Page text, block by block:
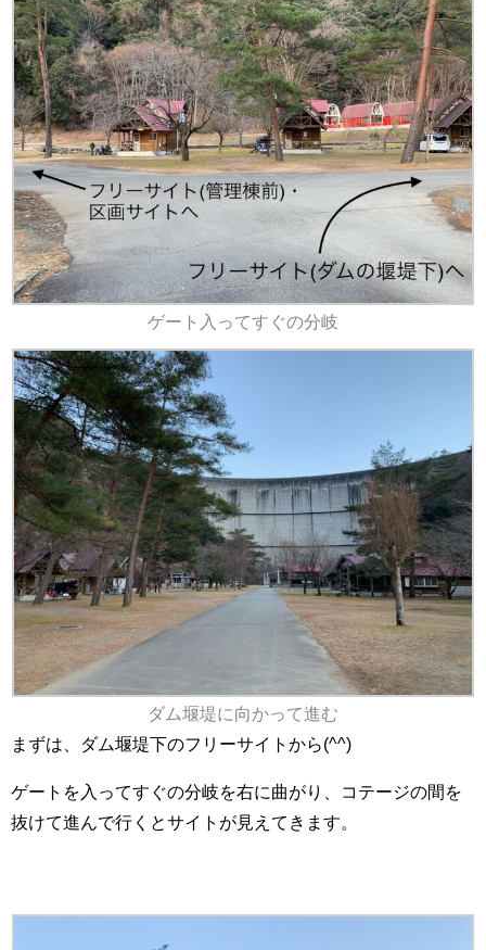
ゲート入ってすぐの分岐
ダム堰堤に向かって進む
まずは、ダム堰堤下のフリーサイトから(^^)
ゲートを入ってすぐの分岐を右に曲がり、コテージの間を
抜けて進んで行くとサイトが見えてきます。